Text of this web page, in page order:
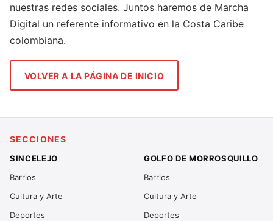
nuestras redes sociales. Juntos haremos de Marcha
Digital un referente informativo en la Costa Caribe
colombiana.
VOLVER A LA PÁGINA DE INICIO
SECCIONES
SINCELEJO
Barrios
Cultura y Arte
Deportes
GOLFO DE MORROSQUILLO
Barrios
Cultura y Arte
Deportes